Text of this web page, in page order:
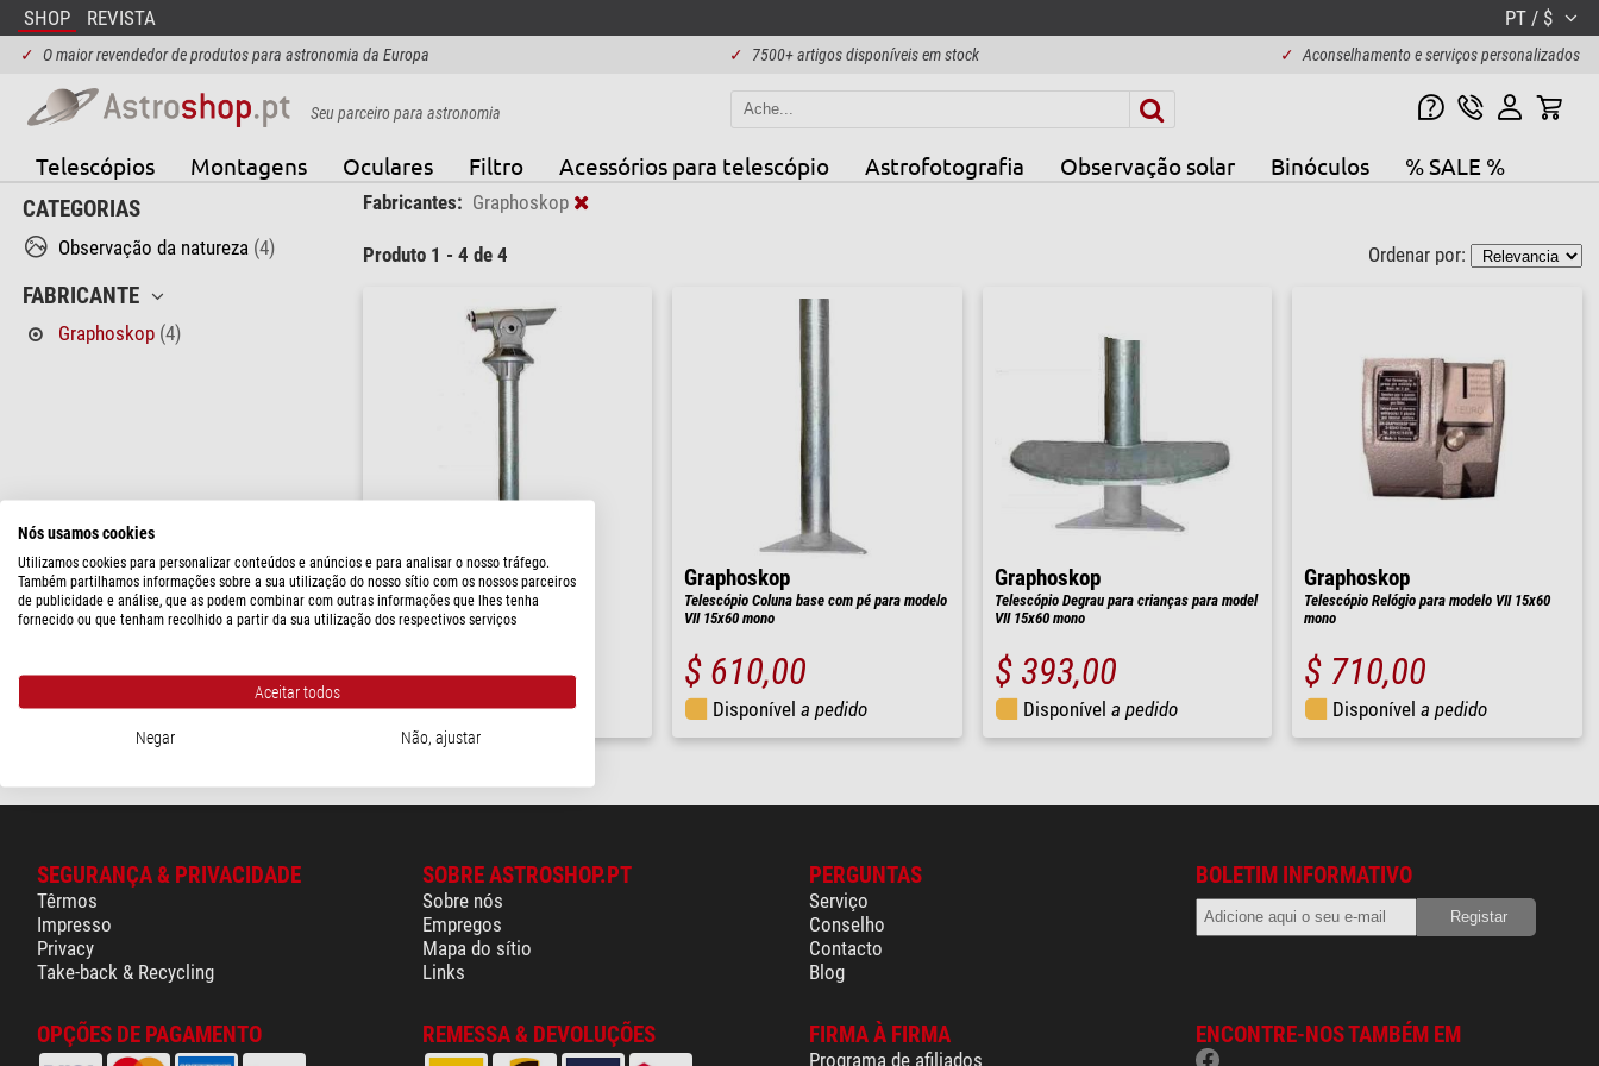
SHOP REVISTA PT / $
✓ O maior revendedor de produtos para astronomia da Europa ✓ 7500+ artigos disponíveis em stock ✓ Aconselhamento e serviços personalizados
Seu parceiro para astronomia
Telescópios Montagens Oculares Filtro Acessórios para telescópio Astrofotografia Observação solar Binóculos % SALE %
CATEGORIAS
Observação da natureza (4)
FABRICANTE
Graphoskop (4)
Fabricantes: Graphoskop
Produto 1 - 4 de 4 Ordenar por:
Graphoskop
Telescópio 15x60 Modelo VII
$ 4.360,00
Disponívela pedido
Graphoskop
Telescópio Coluna base com pé para modelo
VII 15x60 mono
$ 610,00
Disponível a pedido
Graphoskop
Telescópio Degrau para crianças para model
VII 15x60 mono
$ 393,00
Disponível a pedido
Graphoskop
Telescópio Relógio para modelo VII 15x60
mono
$ 710,00
Disponível a pedido
SEGURANÇA & PRIVACIDADE
Têrmos
Impresso
Privacy
Take-back & Recycling
SOBRE ASTROSHOP.PT
Sobre nós
Empregos
Mapa do sítio
Links
PERGUNTAS
Serviço
Conselho
Contacto
Blog
BOLETIM INFORMATIVO
OPÇÕES DE PAGAMENTO REMESSA & DEVOLUÇÕES FIRMA À FIRMA
Programa de afiliados
ENCONTRE-NOS TAMBÉM EM
Nós usamos cookies
Utilizamos cookies para personalizar conteúdos e anúncios e para analisar o nosso tráfego.
Também partilhamos informações sobre a sua utilização do nosso sítio com os nossos parceiros
de publicidade e análise, que as podem combinar com outras informações que lhes tenha
fornecido ou que tenham recolhido a partir da sua utilização dos respectivos serviços
Aceitar todos
Negar Não, ajustar